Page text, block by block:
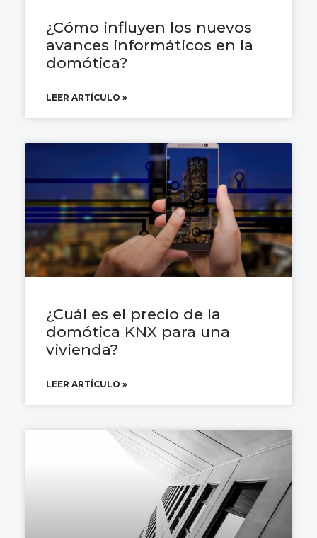
¿Cómo influyen los nuevos
avances informáticos en la
domótica?
LEER ARTÍCULO »
¿Cuál es el precio de la
domótica KNX para una
vivienda?
LEER ARTÍCULO »